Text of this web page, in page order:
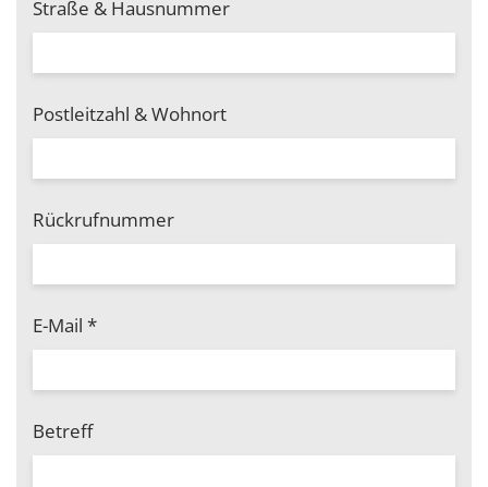
Straße & Hausnummer
Postleitzahl & Wohnort
Rückrufnummer
E-Mail *
Betreff